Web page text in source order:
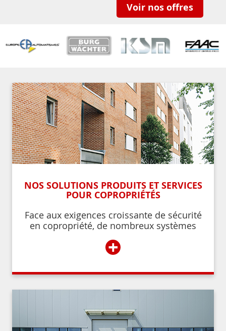
Voir nos offres
NOS SOLUTIONS PRODUITS ET SERVICES
POUR COPROPRIÉTÉS
Face aux exigences croissante de sécurité
en copropriété, de nombreux systèmes
l’accès à l’immeuble aux résidents ou aux
personnes autorisées par ces derniers.
+